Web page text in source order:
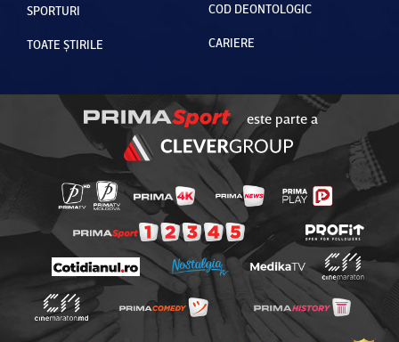
SPORTURI
TOATE ȘTIRILE
COD DEONTOLOGIC
CARIERE
este parte a